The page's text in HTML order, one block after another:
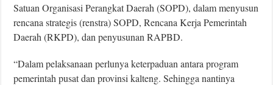
Satuan Organisasi Perangkat Daerah (SOPD), dalam menyusun
rencana strategis (renstra) SOPD, Rencana Kerja Pemerintah
Daerah (RKPD), dan penyusunan RAPBD.
“Dalam pelaksanaan perlunya keterpaduan antara program
pemerintah pusat dan provinsi kalteng. Sehingga nantinya